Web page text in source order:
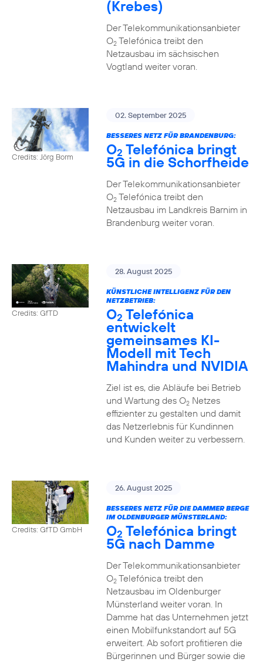
(Krebes)
Der Telekommunikationsanbieter
O2Telefónica treibt den
Netzausbau im sächsischen
Vogtland weiter voran.
Credits: Jörg Borm
02. September 2025
BESSERES NETZ FÜR BRANDENBURG:
O2 Telefónica bringt
5G in die Schorfheide
Der Telekommunikationsanbieter
O2Telefónica treibt den
Netzausbau im Landkreis Barnim in
Brandenburg weiter voran.
Credits: GfTD
28. August 2025
KÜNSTLICHE INTELLIGENZ FÜR DEN
NETZBETRIEB:
O2 Telefónica
entwickelt
gemeinsames KI-
Modell mit Tech
Mahindra und NVIDIA
Ziel ist es, die Abläufe bei Betrieb
und Wartung des O2Netzes
effizienter zu gestalten und damit
das Netzerlebnis für Kundinnen
und Kunden weiter zu verbessern.
Credits: GfTD GmbH
26. August 2025
BESSERES NETZ FÜR DIE DAMMER BERGE
IM OLDENBURGER MÜNSTERLAND:
O2 Telefónica bringt
5G nach Damme
Der Telekommunikationsanbieter
O2Telefónica treibt den
Netzausbau im Oldenburger
Münsterland weiter voran. In
Damme hat das Unternehmen jetzt
einen Mobilfunkstandort auf 5G
erweitert. Ab sofort profitieren die
Bürgerinnen und Bürger sowie die